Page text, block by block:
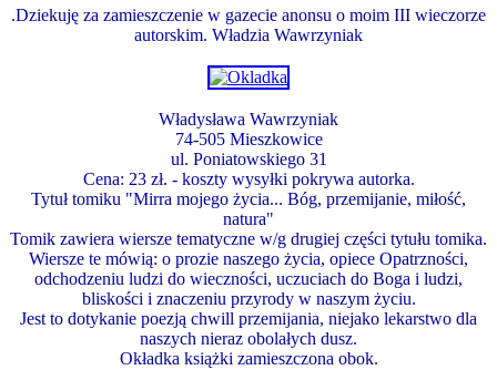
.Dziekuję za zamieszczenie w gazecie anonsu o moim III wieczorze
autorskim. Władzia Wawrzyniak
Władysława Wawrzyniak
74-505 Mieszkowice
ul. Poniatowskiego 31
Cena: 23 zł. - koszty wysyłki pokrywa autorka.
Tytuł tomiku "Mirra mojego życia... Bóg, przemijanie, miłość,
natura"
Tomik zawiera wiersze tematyczne w/g drugiej części tytułu tomika.
Wiersze te mówią: o prozie naszego życia, opiece Opatrzności,
odchodzeniu ludzi do wieczności, uczuciach do Boga i ludzi,
bliskości i znaczeniu przyrody w naszym życiu.
Jest to dotykanie poezją chwill przemijania, niejako lekarstwo dla
naszych nieraz obolałych dusz.
Okładka książki zamieszczona obok.